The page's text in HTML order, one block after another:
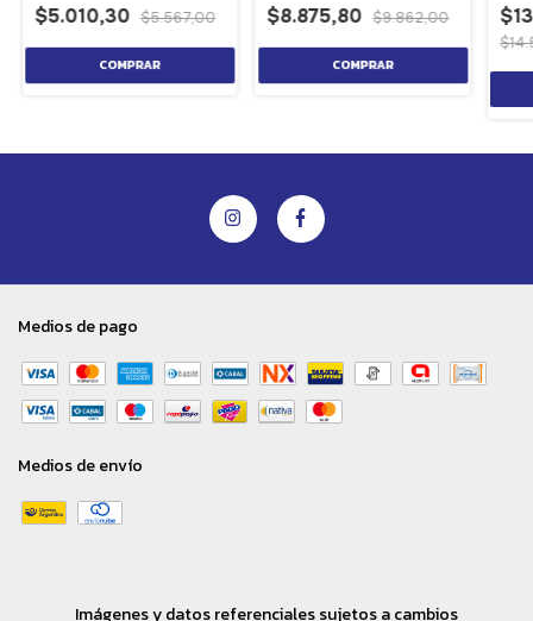
$5.010,30 $5.567,00 $8.875,80 $9.862,00
Medios de pago
Medios de envío
Imágenes y datos referenciales sujetos a cambios